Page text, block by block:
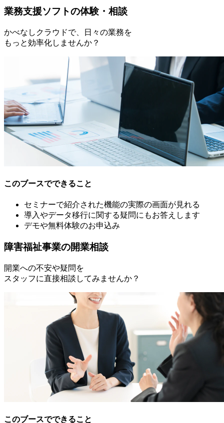
業務支援ソフトの体験・相談
かべなしクラウドで、日々の業務を
もっと効率化しませんか？
このブースでできること
セミナーで紹介された機能の実際の画面が見れる
導入やデータ移行に関する疑問にもお答えします
デモや無料体験のお申込み
障害福祉事業の開業相談
開業への不安や疑問を
スタッフに直接相談してみませんか？
このブースでできること